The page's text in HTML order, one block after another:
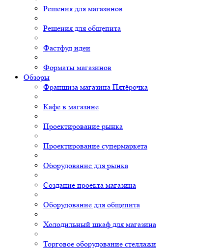
Решения для магазинов
Решения для общепита
Фастфуд идеи
Форматы магазинов
Обзоры
Франшиза магазина Пятёрочка
Кафе в магазине
Проектирование рынка
Проектирование супермаркета
Оборудование для рынка
Создание проекта магазина
Оборудование для общепита
Холодильный шкаф для магазина
Торговое оборудование стеллажи